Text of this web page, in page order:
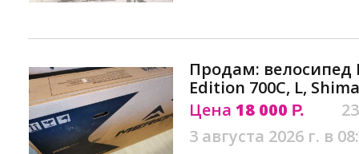
Продам: велосипед
Edition 700C, L,
Цена 18 000 Р.
3 августа 2026 г. в